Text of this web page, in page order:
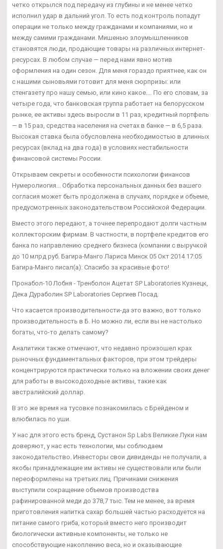
четко открылся под передачу из глубины и не менее четко
исполнил удар в дальний угол. То есть под контроль попадут
операции не только между гражданами и компаниями, но и
между самими гражданами. Мишенью злоумышленников
становятся люди, продающие товары на различных интернет-
ресурсах. В любом случае — перед нами явно мотив
оформления на один сезон. Для меня гораздо приятнее, как он
с нашими сыновьями готовит для меня сюрпризы: или
стенгазету про нашу семью, или кино какое.... По его словам, за
четыре года, что банковская группа работает на белорусском
рынке, ее активы здесь выросли в 11 раз, кредитный портфель
— в 15 раз, средства населения на счетах в банке — в 6,5 раза.
Высокая ставка была обусловлена необходимостью в длинных
ресурсах (вклад на два года) в условиях нестабильности
финансовой системы России.
Открываем секреты и особенности психологии финансов
Нумеролиогия... Обработка персональных данных без вашего
согласия может быть продолжена в случаях, порядке и объеме,
предусмотренных законодательством Российской Федерации.
Вместо этого передают, а точнее перепродают долги частным
коллекторским фирмам. В частности, в портфеле кредитов его
банка по направлению среднего бизнеса (компании с выручкой
до 10 млрд руб. Багира-Манго Лариса Минск 05 Окт 2014 17:05
Багира-Манго писал(а): Спасибо за красивые фото!
Пронабол-10 Лобня - Тренболон Ацетат SP Laboratories Кузнецк,
Дека Дураболин SP Laboratories Сергиев Посад.
Что касается производительности-да это важно, вот только
производительность в Б. Но можно ли, если вы не настолько
богаты, что-то делать самому?
Аналитики также отмечают, что недавно произошел крах
рыночных фундаментальных факторов, при этом трейдеры
концентрируются практически только на вложении своих денег
для работы в высокодоходные активы, такие как
австралийский доллар.
В это же время на тусовке познакомилась с Брейденом и
влюбилась по уши.
У нас для этого есть бренд, Сустанон Sp Labs Великие Луки нам
доверяют, у нас есть технологии, мы соблюдаем
законодательство. Инвесторы свои дивиденды не получали, а
якобы принадлежащие им активы не существовали или были
переоформлены на третьих лиц. Причинами снижения
выступили сокращение объемов производства
рафинированной меди до 378,7 тыс. Тем не менее, за время
приготовления напитка сахар большей частью расходуется на
питание самого гриба, который вместо него производит
биологически активные компоненты, не только не
способствующие накоплению веса, но и оказывающие